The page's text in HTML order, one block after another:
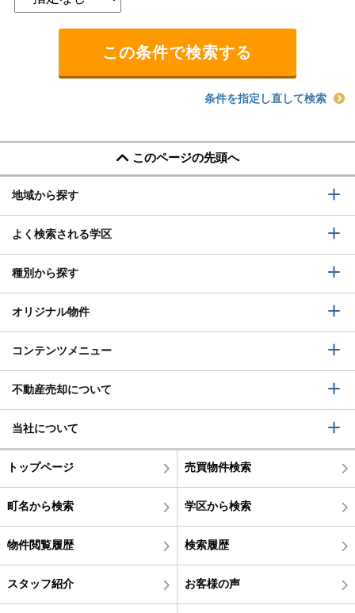
条件を指定し直して検索
このページの先頭へ
地域から探す
よく検索される学区
種別から探す
オリジナル物件
コンテンツメニュー
不動産売却について
当社について
トップページ 売買物件検索
町名から検索 学区から検索
物件閲覧履歴 検索履歴
スタッフ紹介 お客様の声